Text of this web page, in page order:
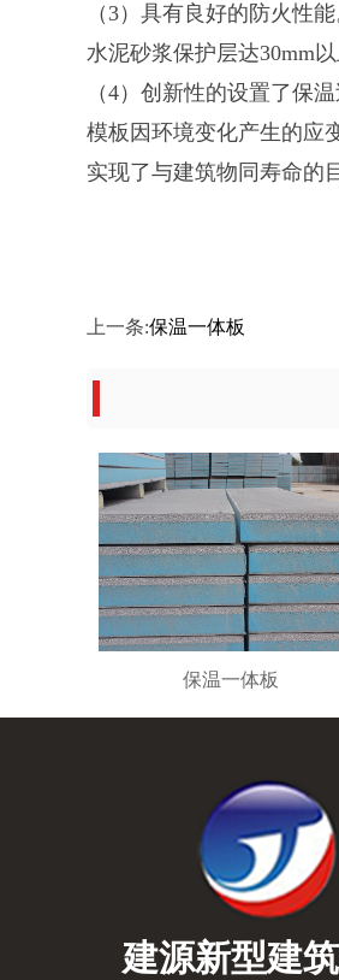
（3）具有良好的防火性
水泥砂浆保护层达30mm
（4）创新性的设置了保
模板因环境变化产生的应
实现了与建筑物同寿命的
上一条:保温一体板
保温一体板
建源新型建